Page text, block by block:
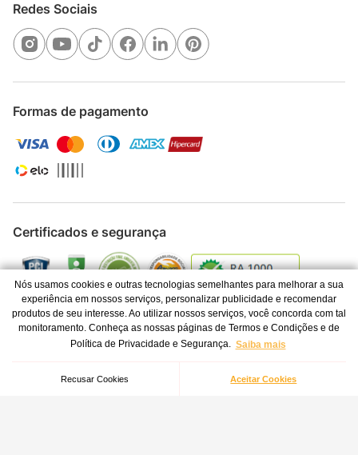
Nós usamos cookies e outras tecnologias semelhantes para melhorar a sua
experiência em nossos serviços, personalizar publicidade e recomendar
produtos de seu interesse. Ao utilizar nossos serviços, você concorda com tal
monitoramento. Conheça as nossas páginas de Termos e Condições e de
Política de Privacidade e Segurança. Saiba mais
Recusar Cookies Aceitar Cookies
Fritadeira Elétrica WAP Air Fryer Grand Family 5,2L
à vista no pix com
de desconto
Redes Sociais
Formas de pagamento
Certificados e segurança
Todos os direitos reservados © 2024 - FRESNOMAQ INDÚSTRIA DE